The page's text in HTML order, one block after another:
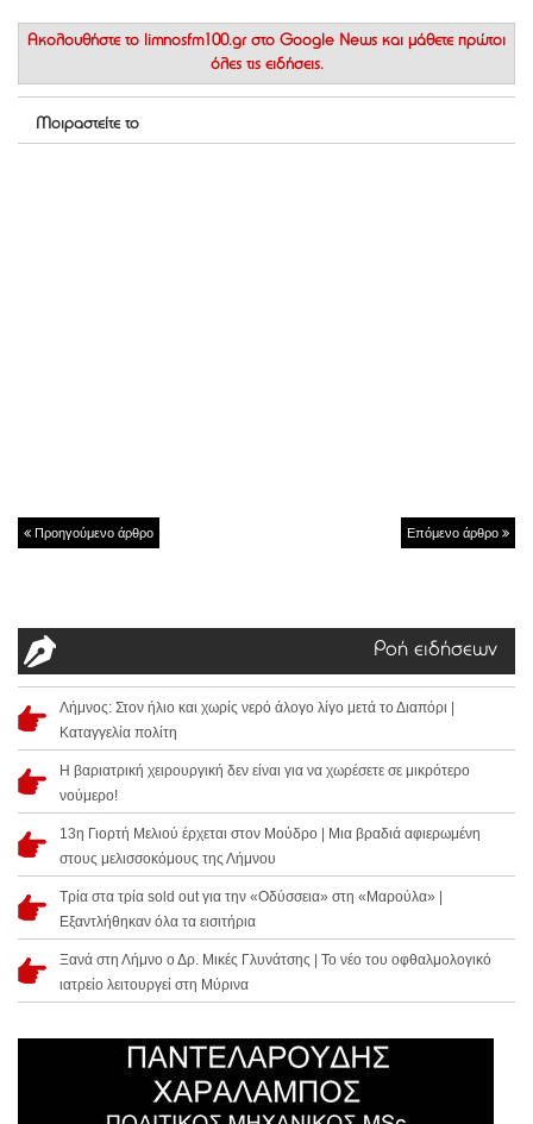
Ακολουθήστε το limnosfm100.gr στο Google News και μάθετε πρώτοι
όλες τις ειδήσεις.
Μοιραστείτε το
Προηγούμενο άρθρο Επόμενο άρθρο
Ροή ειδήσεων
Λήμνος: Στον ήλιο και χωρίς νερό άλογο λίγο μετά το Διαπόρι |
Καταγγελία πολίτη
Η βαριατρική χειρουργική δεν είναι για να χωρέσετε σε μικρότερο
νούμερο!
13η Γιορτή Μελιού έρχεται στον Μούδρο | Μια βραδιά αφιερωμένη
στους μελισσοκόμους της Λήμνου
Τρία στα τρία sold out για την «Οδύσσεια» στη «Μαρούλα» |
Εξαντλήθηκαν όλα τα εισιτήρια
Ξανά στη Λήμνο ο Δρ. Μικές Γλυνάτσης | Το νέο του οφθαλμολογικό
ιατρείο λειτουργεί στη Μύρινα